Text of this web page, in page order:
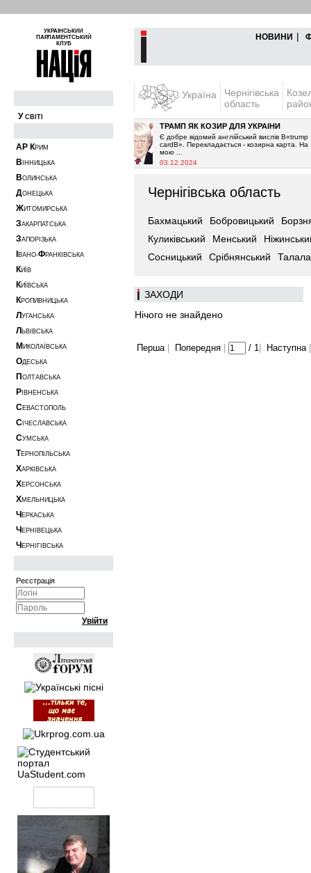
УКРАЇНСЬКИЙ
ПАРЛАМЕНТСЬКИЙ
КЛУБ
НОВИНИ |
У СВІТІ
АР КРИМ
В ІННИЦЬКА
ВОЛИНСЬКА
ДОНЕЦЬКА
ЖИТОМИРСЬКА
ЗАКАРПАТСЬКА
ЗАПОРІЗЬКА
ВАНО-ФРАНКІВСЬКА
КИЇВ
КИЇВСЬКА
КРОПИВНИЦЬКА
Л УГАНСЬКА
Л ЬВІВСЬКА
М ИКОЛАЇВСЬКА
ОДЕСЬКА
П ОЛТАВСЬКА
Р ІВНЕНСЬКА
СЕВАСТОПОЛЬ
С ІЧЕСЛАВСЬКА
СУМСЬКА
ТЕРНОПІЛЬСЬКА
ХАРКІВСЬКА
ХЕРСОНСЬКА
ХМЕЛЬНИЦЬКА
Ч ЕРКАСЬКА
Ч ЕРНІВЕЦЬКА
Ч ЕРНІГІВСЬКА
Реєстрація
Україна
Чернігівська
область
Як і очікувалось з 2021-го
ТРАМП ЯК КОЗИР ДЛЯ УКРАЇНИ
Є добре відомий англійський вислів В«trump
cardВ». Перекладається - козирна карта. На
мою ...
03.12.2024
Чернігівська область
Бахмацький Бобровицький
Куликівський
Менський
Сосницький
Срібнянський
ЗАХОДИ
Нічого не знайдено
Перша Попередня / 1 Наступна